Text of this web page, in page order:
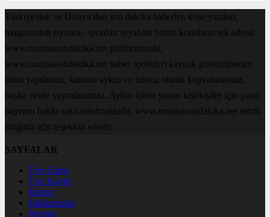
Türkiye'den ve Dünya’dan son dakika haberler, köşe yazıları,
magazinden siyasete, spordan seyahate bütün konuların tek adresi
www.manisasondakika.net platformunda;
www.manisasondakika.net haber içerikleri kaynak gösterilmeden
alıntı yapılamaz, kanuna aykırı ve izinsiz olarak kopyalanamaz,
başka yerde yayınlanamaz. Aykırı işlem yapan kişi/kişiler için yasal
başvuru hakkı saklı tutulmaktadır. www.manisasondakika.net tercih
ettiğiniz için teşekkür ederiz.
SAYFALAR
Üye Girişi
Üye Kaydı
Künye
Hakkımızda
İletişim